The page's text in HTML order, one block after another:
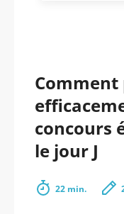
concours
le jour J
22 min.